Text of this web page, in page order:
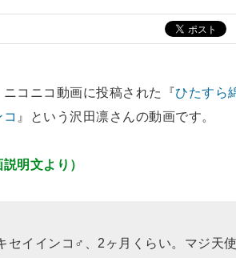
コニコ動画に投稿された『ひたすら
』という沢田凛さんの動画です。
明文より）
セイインコ♂、2ヶ月くらい。マジ天使